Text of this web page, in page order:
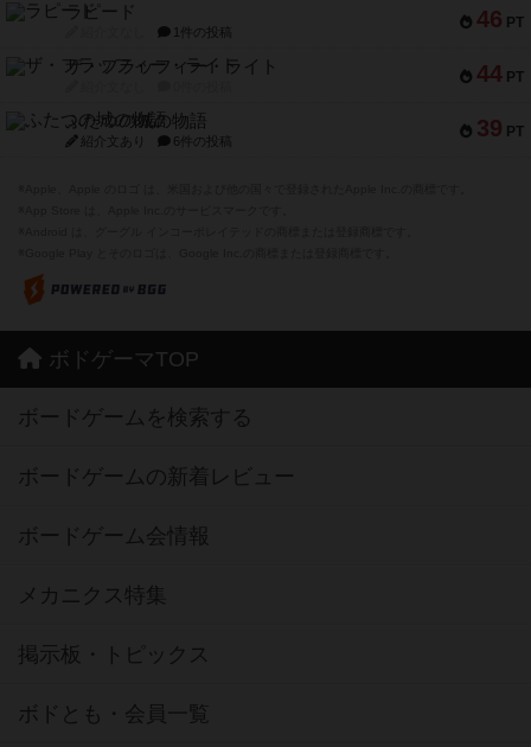
46 PT
ラピード
1件の投稿
44 PT
ザ・フラッフィー・ライト
39 PT
ふたつの城の物語
紹介文あり 6件の投稿
ボドゲーマTOP
ボードゲームを検索する
ボードゲームの新着レビュー
ボードゲーム会情報
メカニクス特集
掲示板・トピックス
ボドとも・会員一覧